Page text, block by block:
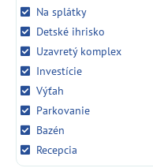
Na splátky
Detské ihrisko
Uzavretý komplex
Investície
Výťah
Parkovanie
Bazén
Recepcia